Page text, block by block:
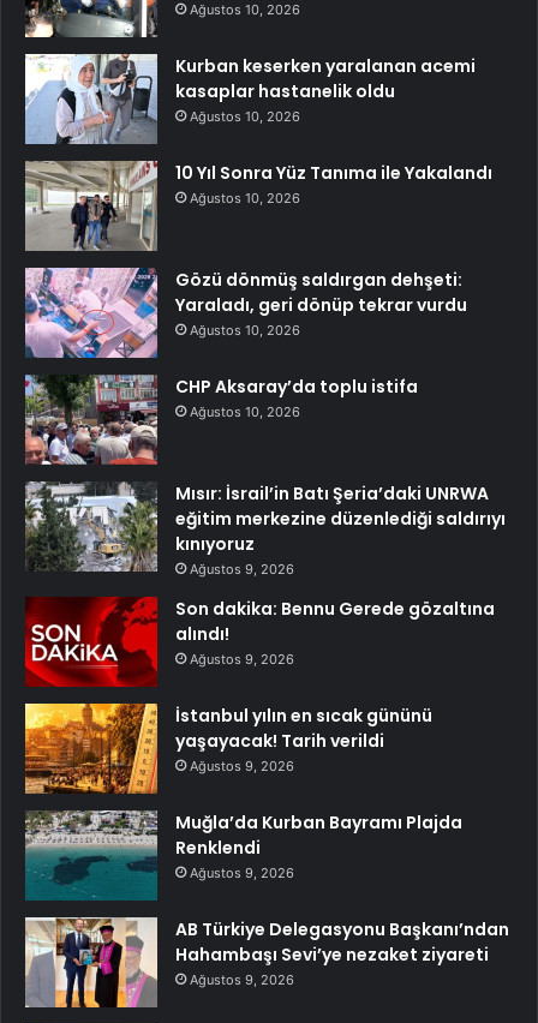
Ağustos 10, 2026
Kurban keserken yaralanan acemi
kasaplar hastanelik oldu
Ağustos 10, 2026
10 Yıl Sonra Yüz Tanıma ile Yakalandı
Ağustos 10, 2026
Gözü dönmüş saldırgan dehşeti:
Yaraladı, geri dönüp tekrar vurdu
Ağustos 10, 2026
CHP Aksaray’da toplu istifa
Ağustos 10, 2026
Mısır: İsrail’in Batı Şeria’daki UNRWA
eğitim merkezine düzenlediği saldırıyı
kınıyoruz
Ağustos 9, 2026
Son dakika: Bennu Gerede gözaltına
alındı!
Ağustos 9, 2026
İstanbul yılın en sıcak gününü
yaşayacak! Tarih verildi
Ağustos 9, 2026
Muğla’da Kurban Bayramı Plajda
Renklendi
Ağustos 9, 2026
AB Türkiye Delegasyonu Başkanı’ndan
Hahambaşı Sevi’ye nezaket ziyareti
Ağustos 9, 2026